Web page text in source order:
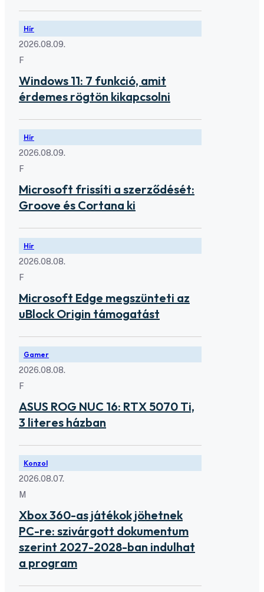
Hír
2026.08.09.
F
Windows 11: 7 funkció, amit
érdemes rögtön kikapcsolni
Hír
2026.08.09.
F
Microsoft frissíti a szerződését:
Groove és Cortana ki
Hír
2026.08.08.
F
Microsoft Edge megszünteti az
uBlock Origin támogatást
Gamer
2026.08.08.
F
ASUS ROG NUC 16: RTX 5070 Ti,
3 literes házban
Konzol
2026.08.07.
M
Xbox 360-as játékok jöhetnek
PC-re: szivárgott dokumentum
szerint 2027-2028-ban indulhat
a program